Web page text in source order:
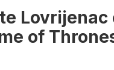
Lovrijenac
of